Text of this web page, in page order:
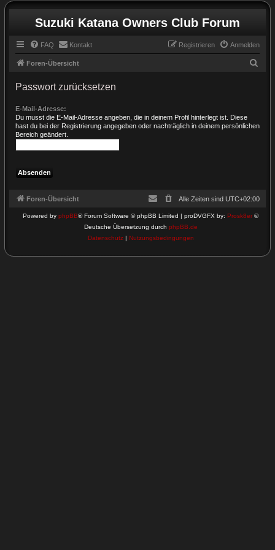
Suzuki Katana Owners Club Forum
FAQ Kontakt Anmelden
Registrieren
Foren-Übersicht
Passwort zurücksetzen
E-Mail-Adresse:
Du musst die E-Mail-Adresse angeben, die in deinem Profil hinterlegt ist. Diese
hast du bei der Registrierung angegeben oder nachträglich in deinem persönlichen
Bereich geändert.
Foren-Übersicht Alle Zeiten sind UTC+02:00
Powered by phpBB® Forum Software © phpBB Limited | proDVGFX by: Prosk8er ©
Deutsche Übersetzung durch phpBB.de
Datenschutz| Nutzungsbedingungen